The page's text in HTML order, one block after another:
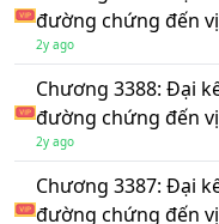
thật nhanh, chuẩn bị
Mãi tới một ngày nào
luyện Vô Danh công
hiện đây là một môn
tu luyện thay ngài. Hệ
lữ, hệ thống đang tìm
Lăng trơ mắt nhìn
sát vách, sử dụng mê
đường chứng đến
miện lưu! (13)
2y ago
Chương 3388: Đại
đường chứng đến
miện lưu! (12)
2y ago
Chương 3387: Đại
đường chứng đến